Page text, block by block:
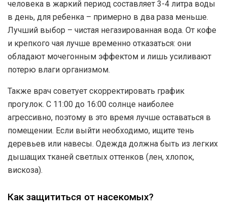
человека в жаркий период составляет 3-4 литра воды
в день, для ребенка – примерно в два раза меньше.
Лучший выбор – чистая негазированная вода. От кофе
и крепкого чая лучше временно отказаться: они
обладают мочегонным эффектом и лишь усиливают
потерю влаги организмом.
Также врач советует скорректировать график
прогулок. С 11:00 до 16:00 солнце наиболее
агрессивно, поэтому в это время лучше оставаться в
помещении. Если выйти необходимо, ищите тень
деревьев или навесы. Одежда должна быть из легких
дышащих тканей светлых оттенков (лен, хлопок,
вискоза).
Как защититься от насекомых?